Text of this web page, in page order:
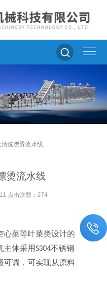
清洗漂烫流水线
烫流水线
点击次数：274
心菜等叶菜类设计的
主体采用S304不锈钢
可调，可实现从原料